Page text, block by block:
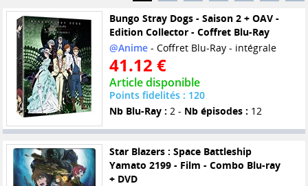
Bungo Stray Dogs - Saison 2 + OAV -
Edition Collector - Coffret Blu-Ray
@Anime- Coffret Blu-Ray - intégrale
41.12 €
Article disponible
Points fidelités : 120
Nb Blu-Ray : 2 - Nb épisodes : 12
Star Blazers : Space Battleship
Yamato 2199 - Film - Combo Blu-ray
+ DVD